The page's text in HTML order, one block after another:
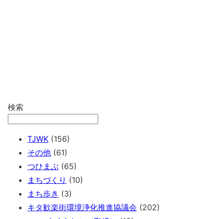
検索
TJWK (156)
その他 (61)
つひまぶ (65)
まちづくり (10)
まち歩き (3)
キタ歓楽街環境浄化推進協議会 (202)